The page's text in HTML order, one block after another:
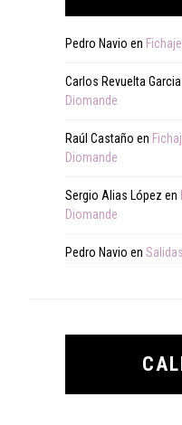
Pedro Navio en
Carlos Revuelta Garcia
Diomande
Raúl Castaño en
Diomande
Sergio Alias López en
Diomande
Pedro Navio en